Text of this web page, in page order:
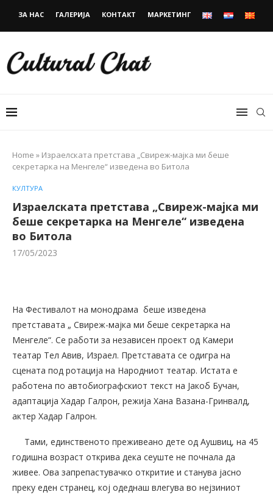
ЗА НАС ГАЛЕРИЈА КОНТАКТ МАРКЕТИНГ
Home » Израелската претстава „Свиреж-мајка ми беше
секретарка на Менгеле“ изведена во Битола
КУЛТУРА
Израелската претстава „Свиреж-мајка ми
беше секретарка на Менгеле“ изведена
во Битола
17/05/2023
На Фестивалот на монодрама беше изведена
претставата „ Свиреж-мајка ми беше секретарка на
Менгеле“. Се работи за независен проект од Камери
театар Тел Авив, Израел. Претставата се одигра на
сцената под ротација на Народниот театар. Истата е
работена по автобиографскиот текст на Јакоб Бучан,
адаптација Хадар Галрон, режија Хана Вазана-Гринвалд,
актер Хадар Галрон.
Тами, единственото преживеано дете од Аушвиц, на 45
годишна возраст открива дека сеуште не почнала да
живее. Ова запрепастувачко откритие и станува јасно
преку еден странец, кој одеднаш влегува во нејзиниот